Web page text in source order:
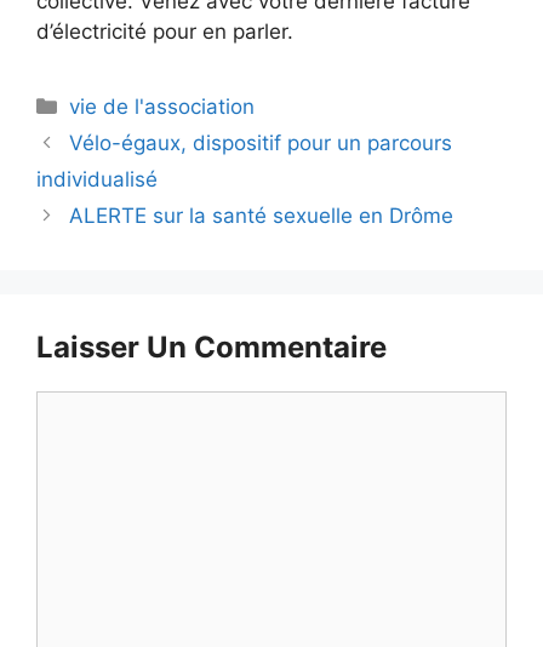
d’électricité pour en parler.
Catégories
vie de l'association
Vélo-égaux, dispositif pour un parcours
individualisé
ALERTE sur la santé sexuelle en Drôme
Laisser Un Commentaire